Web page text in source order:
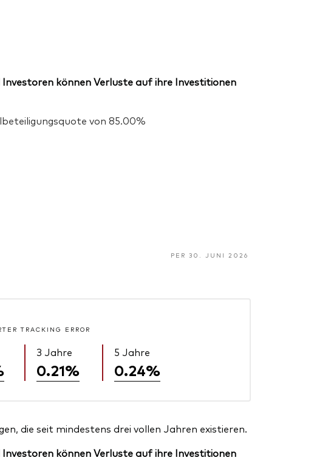
können Verluste auf ihre Investitionen
von 85.00%
PER 30. JUNI 2026
TRACKING ERROR
3 Jahre
0.21%
5 Jahre
0.24%
die seit mindestens drei vollen Jahren existieren.
können Verluste auf ihre Investitionen